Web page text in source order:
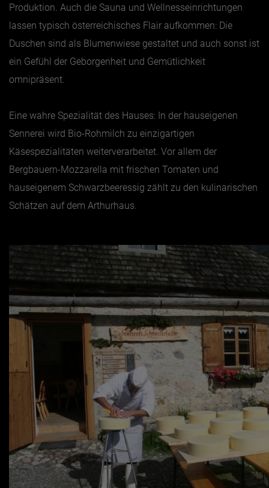
Produktion. Auch die Sauna und Wellnesseinrichtungen
lassen typisch österreichisches Flair aufkommen: Die
Duschen sind als Blumenwiese gestaltet und auch sonst ist
ein Gefühl der Geborgenheit und Gemütlichkeit
omnipräsent.
Eine wahre Spezialität des Hauses: In der hauseigenen
Sennerei wird Bio-Rohmilch zu einzigartigen
Käsespezialitäten weiterverarbeitet. Vor allem der
Bergbauern-Mozzarella mit frischen Tomaten und
hauseigenem Schwarzbeeressig zählt zu den kulinarischen
Schätzen auf dem Arthurhaus.